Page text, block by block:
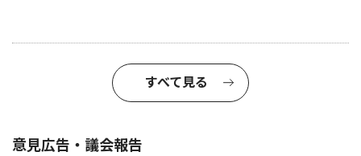
すべて見る
意見広告・議会報告